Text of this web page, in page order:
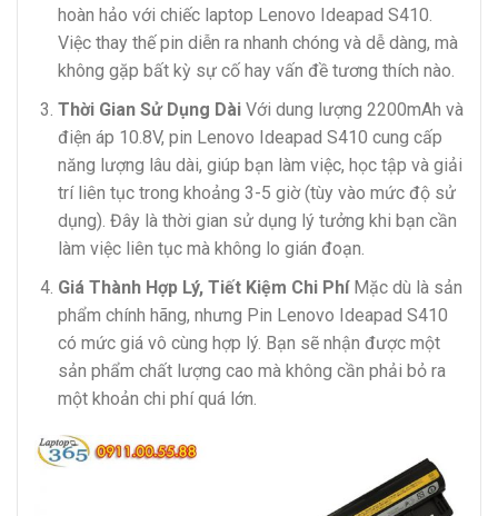
hoàn hảo với chiếc laptop Lenovo Ideapad S410.
Việc thay thế pin diễn ra nhanh chóng và dễ dàng, mà
không gặp bất kỳ sự cố hay vấn đề tương thích nào.
Thời Gian Sử Dụng DàiVới dung lượng 2200mAh và
điện áp 10.8V, pin Lenovo Ideapad S410 cung cấp
năng lượng lâu dài, giúp bạn làm việc, học tập và giải
trí liên tục trong khoảng 3-5 giờ (tùy vào mức độ sử
dụng). Đây là thời gian sử dụng lý tưởng khi bạn cần
làm việc liên tục mà không lo gián đoạn.
Giá Thành Hợp Lý, Tiết Kiệm Chi PhíMặc dù là sản
phẩm chính hãng, nhưng Pin Lenovo Ideapad S410
có mức giá vô cùng hợp lý. Bạn sẽ nhận được một
sản phẩm chất lượng cao mà không cần phải bỏ ra
một khoản chi phí quá lớn.